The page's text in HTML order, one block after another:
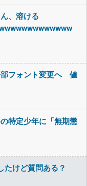
、溶ける
部フォント変更へ 値
特定少年に「無期懲
たけど質問ある？